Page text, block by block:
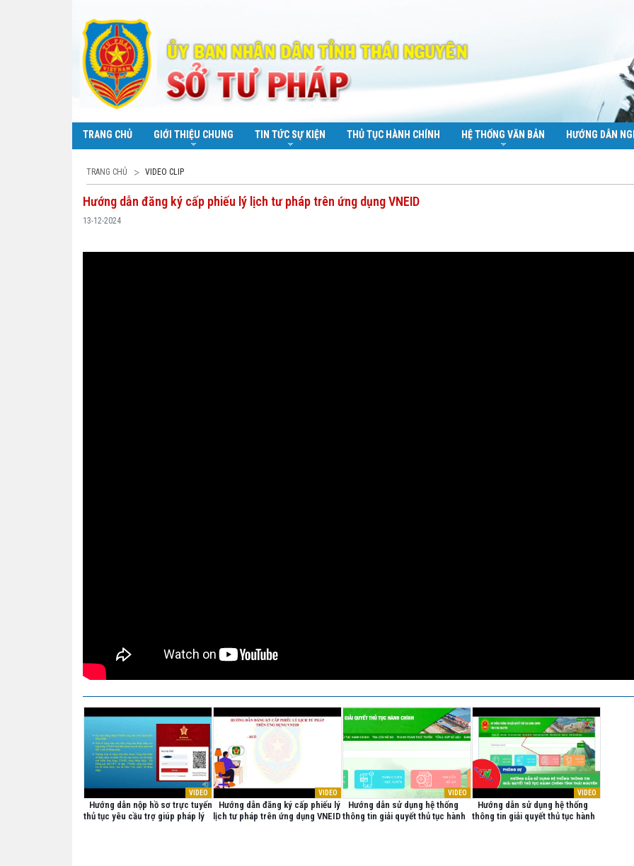
TRANG CHỦ GIỚI THIỆU CHUNG TIN TỨC SỰ KIỆN THỦ TỤC HÀNH CHÍNH HỆ THỐNG VĂN BẢN HƯỚNG DẪN
TRANG CHỦ VIDEO CLIP
Hướng dẫn đăng ký cấp phiếu lý lịch tư pháp trên ứng dụng VNEID
13-12-2024
VIDEO
Hướng dẫn nộp hồ sơ trực tuyến
thủ tục yêu cầu trợ giúp pháp lý
VIDEO
Hướng dẫn đăng ký cấp phiếu lý
lịch tư pháp trên ứng dụng VNEID
VIDEO
Hướng dẫn sử dụng hệ thống
thông tin giải quyết thủ tục hành
VIDEO
Hướng dẫn sử dụng hệ thống
thông tin giải quyết thủ tục hành